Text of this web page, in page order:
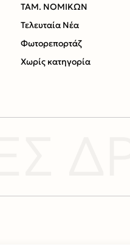
ΤΑΜ. ΝΟΜΙΚΩΝ
Τελευταία Νέα
Φωτορεπορτάζ
Χωρίς κατηγορία